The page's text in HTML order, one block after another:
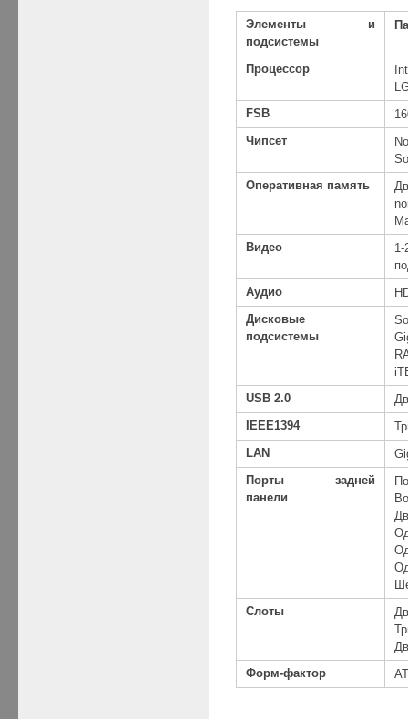
Элементы и
подсистемы
Процессор
FSB
Чипсет
Оперативная память
Видео
Аудио
Дисковые
подсистемы
USB 2.0
IEEE1394
LAN
Порты задней
панели
Слоты
Форм-фактор